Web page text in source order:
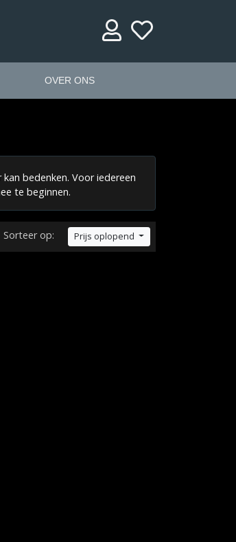
OVER ONS
bedenken. Voor iedereen
te beginnen.
Sorteer op: Prijs oplopend